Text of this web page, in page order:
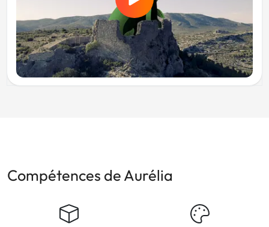
Compétences de Aurélia